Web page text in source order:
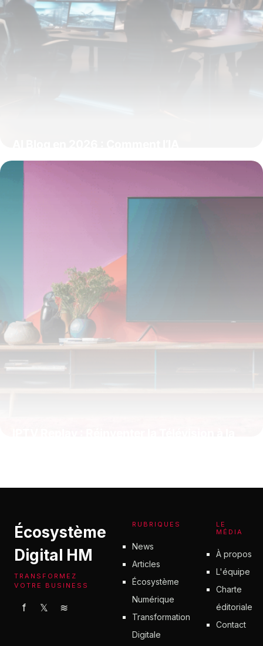
révolutionne la création de contenu
29 janvier 2026
Écosystème
Digital HM
TRANSFORMEZ
VOTRE BUSINESS
f 𝕏 ≋
RUBRIQUES
News
Articles
Écosystème
Numérique
Transformation
Digitale
LE
MÉDIA
À propos
L'équipe
Charte
éditoriale
Contact